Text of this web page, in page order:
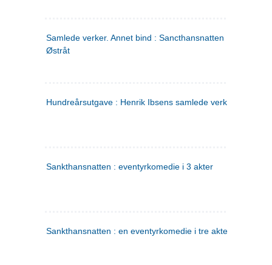
Samlede verker. Annet bind : Sancthansnatten ; Fru Inger
Østråt
Hundreårsutgave : Henrik Ibsens samlede verker. 2
Sankthansnatten : eventyrkomedie i 3 akter
Sankthansnatten : en eventyrkomedie i tre akter